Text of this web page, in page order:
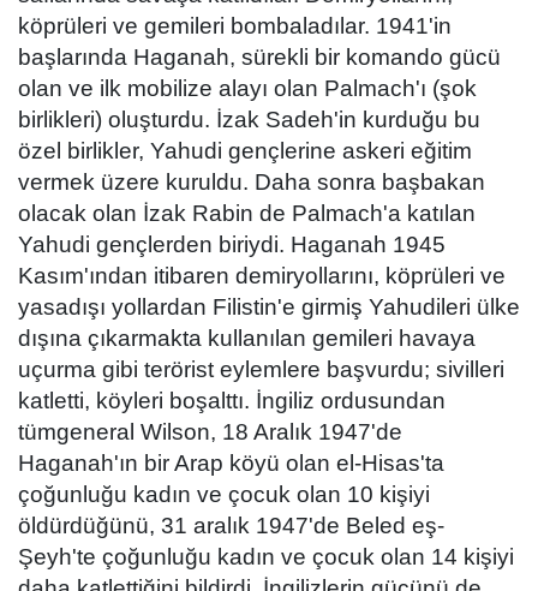
köprüleri ve gemileri bombaladılar. 1941'in
başlarında Haganah, sürekli bir komando gücü
olan ve ilk mobilize alayı olan Palmach'ı (şok
birlikleri) oluşturdu. İzak Sadeh'in kurduğu bu
özel birlikler, Yahudi gençlerine askeri eğitim
vermek üzere kuruldu. Daha sonra başbakan
olacak olan İzak Rabin de Palmach'a katılan
Yahudi gençlerden biriydi. Haganah 1945
Kasım'ından itibaren demiryollarını, köprüleri ve
yasadışı yollardan Filistin'e girmiş Yahudileri ülke
dışına çıkarmakta kullanılan gemileri havaya
uçurma gibi terörist eylemlere başvurdu; sivilleri
katletti, köyleri boşalttı. İngiliz ordusundan
tümgeneral Wilson, 18 Aralık 1947'de
Haganah'ın bir Arap köyü olan el-Hisas'ta
çoğunluğu kadın ve çocuk olan 10 kişiyi
öldürdüğünü, 31 aralık 1947'de Beled eş-
Şeyh'te çoğunluğu kadın ve çocuk olan 14 kişiyi